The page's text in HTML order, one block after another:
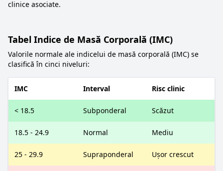
clinice asociate.
Tabel Indice de Masă Corporală (IMC)
Valorile normale ale indicelui de masă corporală (IMC) se
clasifică în cinci niveluri:
IMC Interval Risc clinic
< 18.5 Subponderal Scăzut
18.5 - 24.9 Normal Mediu
25 - 29.9 Supraponderal Ușor crescut